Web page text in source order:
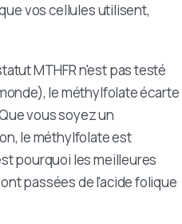
vos cellules utilisent,
MTHFR n'est pas testé
le méthylfolate écarte
vous soyez un
le méthylfolate est
pourquoi les meilleures
passées de l'acide folique